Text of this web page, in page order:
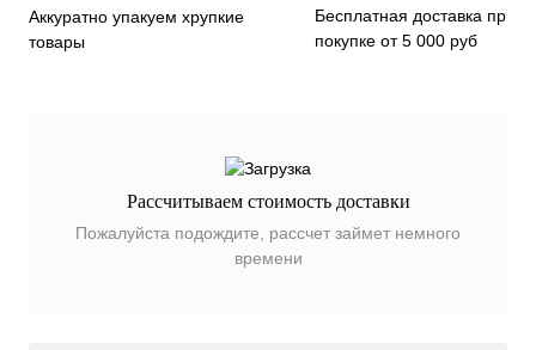
Аккуратно упакуем хрупкие
товары
Бесплатная доставка при
покупке от 5 000 руб
Рассчитываем стоимость доставки
Пожалуйста подождите, рассчет займет немного
времени